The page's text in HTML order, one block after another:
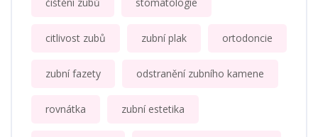
čištění zubů stomatologie
citlivost zubů zubní plak ortodoncie
zubní fazety odstranění zubního kamene
rovnátka zubní estetika